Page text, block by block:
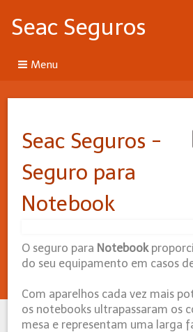
Seac Seguros
Menu
Seac Seguros -
Seguro para
Notebook
O seguro para Notebook
do seu equipamento em casos
Com aparelhos cada vez mais
os notebooks ultrapassaram os
mesa e representam uma larga